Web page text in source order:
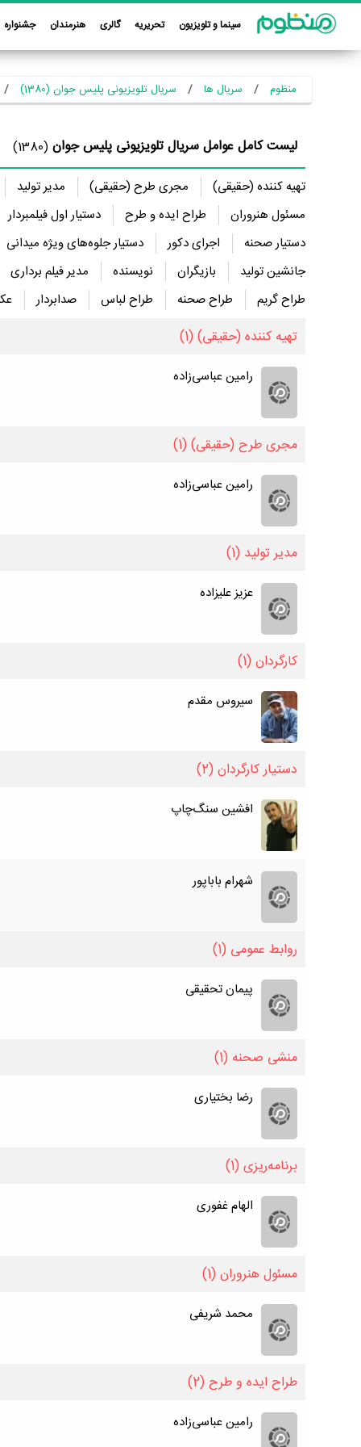
سینما و تلویزیون تحریریه گالری هنرمندان جشنواره
منظوم سریال ها سریال تلویزیونی پلیس جوان (1380)
لیست کامل عوامل سریال تلویزیونی پلیس جوان (1380)
تهیه کننده (حقیقی)
مجری طرح (حقیقی) مدیر تولید
مسئول هنروران
طراح ایده و طرح دستیار اول فیلمبردار
دستیار صحنه
اجرای دکور دستیار جلوه‌های ویژه میدانی
جانشین تولید
بازیگران نویسنده مدیر فیلم برداری
طراح گریم
طراح صحنه طراح لباس صدابردار
تهیه کننده (حقیقی) (1)
رامین عباسی‌زاده
مجری طرح (حقیقی) (1)
رامین عباسی‌زاده
مدیر تولید (1)
عزیز علیزاده
کارگردان (1)
سیروس مقدم
دستیار کارگردان (2)
افشین سنگ‌چاپ
شهرام باباپور
روابط عمومی (1)
پیمان تحقیقی
منشی صحنه (1)
رضا بختیاری
برنامه‌ریزی (1)
الهام غفوری
مسئول هنروران (1)
محمد شریفی
طراح ایده و طرح (2)
رامین عباسی‌زاده